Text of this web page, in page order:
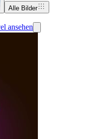
Alle Bilder
ansehen